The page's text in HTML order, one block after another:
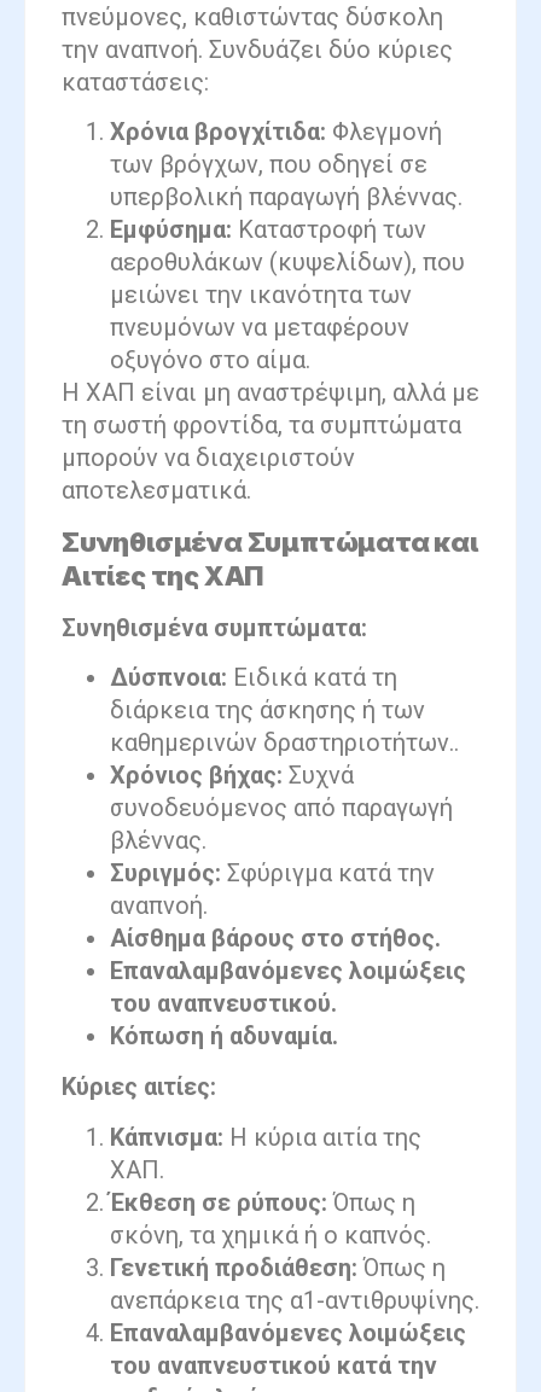
πνεύμονες, καθιστώντας δύσκολη
την αναπνοή. Συνδυάζει δύο κύριες
καταστάσεις:
Χρόνια βρογχίτιδα: Φλεγμονή
των βρόγχων, που οδηγεί σε
υπερβολική παραγωγή βλέννας.
Εμφύσημα: Καταστροφή των
αεροθυλάκων (κυψελίδων), που
μειώνει την ικανότητα των
πνευμόνων να μεταφέρουν
οξυγόνο στο αίμα.
Η ΧΑΠ είναι μη αναστρέψιμη, αλλά με
τη σωστή φροντίδα, τα συμπτώματα
μπορούν να διαχειριστούν
αποτελεσματικά.
Συνηθισμένα Συμπτώματα και
Αιτίες της ΧΑΠ
Συνηθισμένα συμπτώματα:
Δύσπνοια: Ειδικά κατά τη
διάρκεια της άσκησης ή των
καθημερινών δραστηριοτήτων..
Χρόνιος βήχας: Συχνά
συνοδευόμενος από παραγωγή
βλέννας.
Συριγμός: Σφύριγμα κατά την
αναπνοή.
Αίσθημα βάρους στο στήθος.
Επαναλαμβανόμενες λοιμώξεις
του αναπνευστικού.
Κόπωση ή αδυναμία.
Κύριες αιτίες:
Κάπνισμα: Η κύρια αιτία της
ΧΑΠ.
Έκθεση σε ρύπους: Όπως η
σκόνη, τα χημικά ή ο καπνός.
Γενετική προδιάθεση: Όπως η
ανεπάρκεια της α1-αντιθρυψίνης.
Επαναλαμβανόμενες λοιμώξεις
του αναπνευστικού κατά την